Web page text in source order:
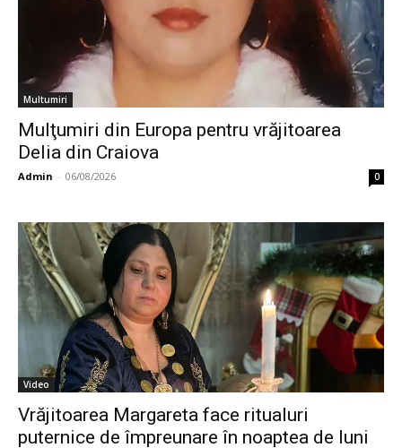
Multumiri
Mulţumiri din Europa pentru vrăjitoarea
Delia din Craiova
Admin - 06/08/2026 0
Video
Vrăjitoarea Margareta face ritualuri
puternice de împreunare în noaptea de luni